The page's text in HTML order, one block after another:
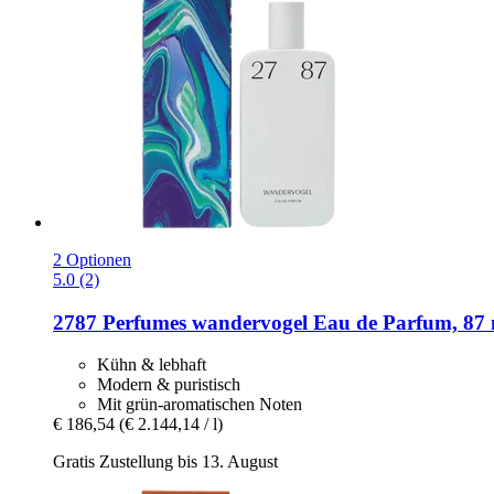
2 Optionen
5.0 (2)
2787 Perfumes wandervogel Eau de Parfum, 87
Kühn & lebhaft
Modern & puristisch
Mit grün-aromatischen Noten
€ 186,54 (€ 2.144,14 / l)
Gratis Zustellung bis 13. August